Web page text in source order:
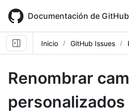
main
content
Documentación de GitHub
Inicio GitHub Issues
Renombrar
personalizados